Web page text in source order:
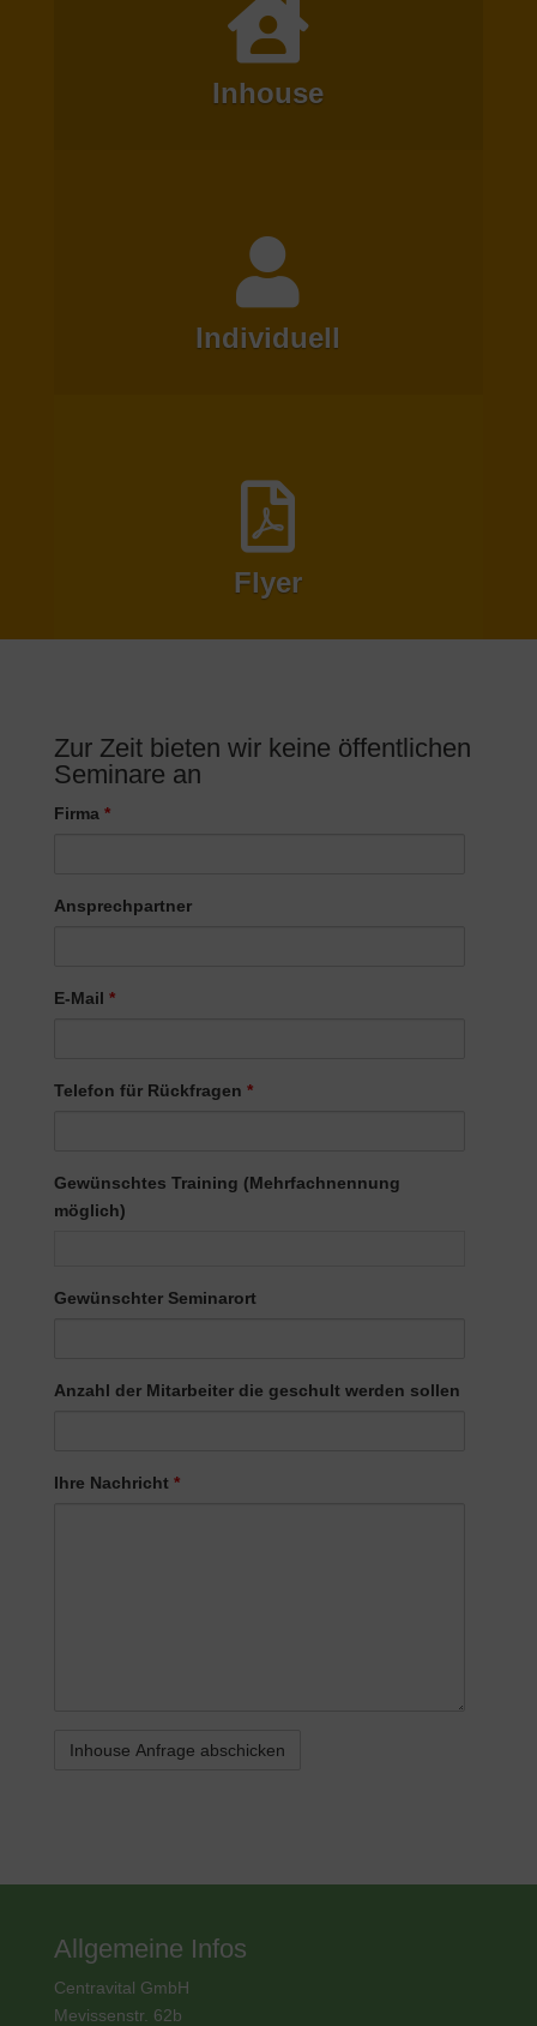
Inhouse
Individuell
Flyer
Zur Zeit bieten wir keine öffentlichen
Seminare an
Firma *
Ansprechpartner
E-Mail *
Telefon für Rückfragen *
Gewünschtes Training (Mehrfachnennung
möglich)
Gewünschter Seminarort
Anzahl der Mitarbeiter die geschult werden sollen
Ihre Nachricht *
Allgemeine Infos
Centravital GmbH
Mevissenstr. 62b